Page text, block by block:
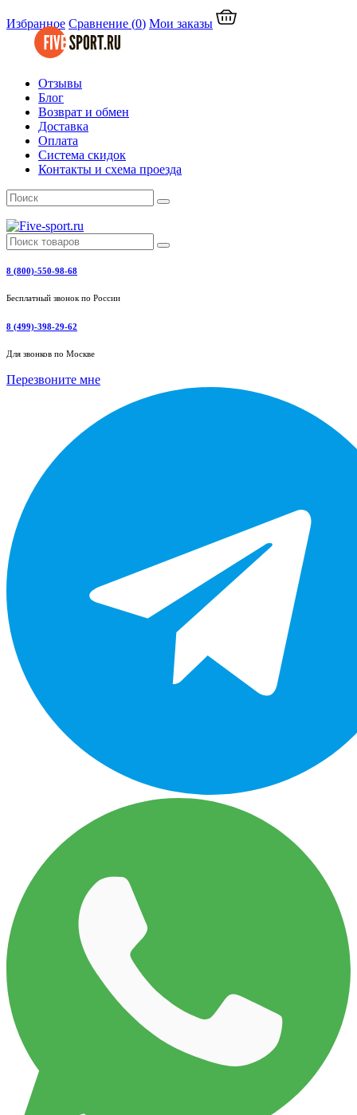
Избранное Сравнение (0) Мои заказы
Отзывы
Блог
Возврат и обмен
Доставка
Оплата
Система скидок
Контакты и схема проезда
8 (800)-550-98-68
Бесплатный звонок по России
8 (499)-398-29-62
Для звонков по Москве
Перезвоните мне